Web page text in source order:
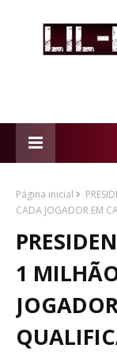
Página inicial
CADA JOGADOR EM
1